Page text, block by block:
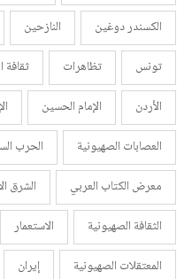
الكسندر دوغين
النازحين
تونس
تظاهرات ثقافة
الأردن
الإمام الحسين
العصابات الصهيونية
الحرب
معرض الكتاب العربي
الشرق
الثقافة الصهيونية
الاستعمار
المعتقلات الصهيونية
إيران